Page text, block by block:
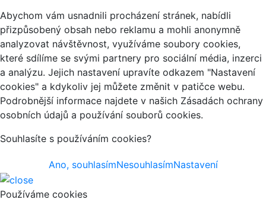
Abychom vám usnadnili procházení stránek, nabídli
přizpůsobený obsah nebo reklamu a mohli anonymně
analyzovat návštěvnost, využíváme soubory cookies,
které sdílíme se svými partnery pro sociální média, inzerci
a analýzu. Jejich nastavení upravíte odkazem "Nastavení
cookies" a kdykoliv jej můžete změnit v patičce webu.
Podrobnější informace najdete v našich Zásadách ochrany
osobních údajů a používání souborů cookies.
Souhlasíte s používáním cookies?
Ano, souhlasímNesouhlasímNastavení
Používáme cookies